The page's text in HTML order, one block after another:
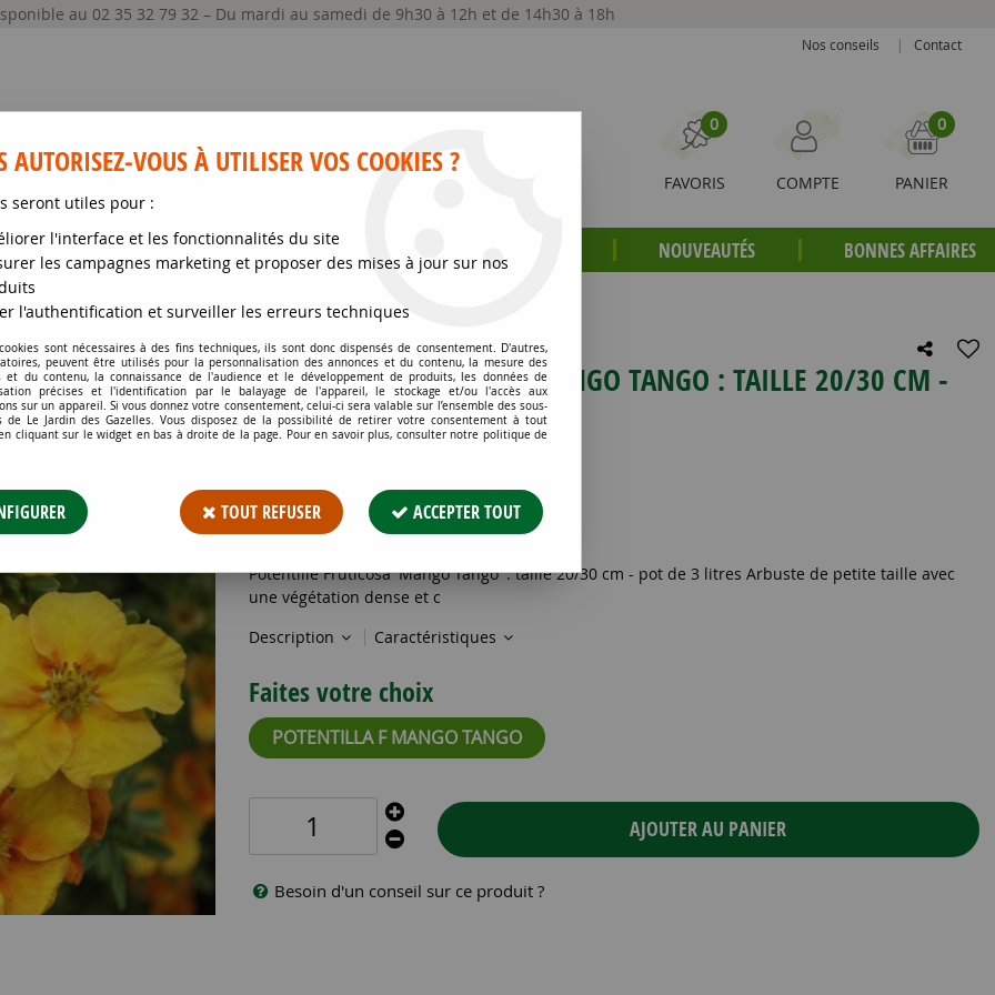
au 02 35 32 79 32 – Du mardi au samedi de 9h30 à 12h et de 14h30 à 18h
Nos conseils | Contact
0
FAVORIS COMPTE
0
PANIER
GRAINES ET SEMENCES MATÉRIELS NOUVEAUTÉS BONNES AFFAIRES
>
POTENTILLE FRUTICOSA MANGO TANGO : TAILLE 20/30 CM -
POT DE 3 LITRES
Soyez le premier à donner votre avis !
12,93€ TTC
Potentille Fruticosa 'Mango Tango' : taille 20/30 cm - pot de 3 litres Arbuste de petite taille avec
une végétation dense et c
Description
Caractéristiques
Faites votre choix
POTENTILLA F MANGO TANGO
AJOUTER AU PANIER
Besoin d'un conseil sur ce produit ?
AUTORISEZ-VOUS À UTILISER VOS COOKIES ?
seront utiles pour :
l'interface et les fonctionnalités du site
les campagnes marketing et proposer des mises à jour sur nos
l'authentification et surveiller les erreurs techniques
sont nécessaires à des fins techniques, ils sont donc dispensés de consentement. D'autres,
peuvent être utilisés pour la personnalisation des annonces et du contenu, la mesure des
et du contenu, la connaissance de l'audience et le développement de produits, les données de
précises et l'identification par le balayage de l'appareil, le stockage et/ou l'accès aux
sur un appareil. Si vous donnez votre consentement, celui-ci sera valable sur l’ensemble des sous-
de Le Jardin des Gazelles. Vous disposez de la possibilité de retirer votre consentement à tout
cliquant sur le widget en bas à droite de la page. Pour en savoir plus, consulter notre politique de
TOUT REFUSER ACCEPTER TOUT